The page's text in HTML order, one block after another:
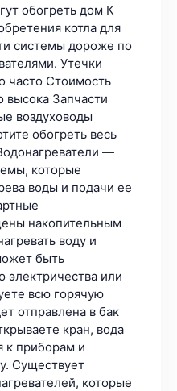
обогреть дом К
котла для
системы дороже по
Утечки
часто Стоимость
высока Запчасти
воздуховоды
обогреть весь
—
которые
воды и подачи ее
накопительным
воду и
быть
или
всю горячую
отправлена в бак
кран, вода
к приборам и
Существует
которые